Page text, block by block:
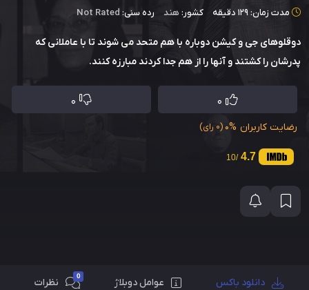
مدت زمان: 129 دقیقه کشور:هند رده سنی: Not Rated
دوقلوهای جی و کیشن دوباره با هم متحد می شوند تا با عاملانی که
پدرشان را کشتند و آنها را از هم جدا کردند مبارزه کنند.
0
0
رضایت کاربران 0%(0 رای)
4.7
/10
دانلود باکس عوامل دوبلاژ 0 نظرات